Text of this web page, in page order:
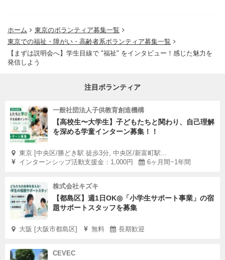
ホーム
東京のボランティア募集一覧
東京での福祉・障がい・高齢者系ボランティア募集一覧
【まずは説明会へ】学生目線で "福祉" をインタビュー！感じた魅力を
発信しよう
注目ボランティア
一般社団法人子供教育創造機構
【高校生〜大学生】子どもたちと関わり、自己理解
を深める学童インターン募集！！
東京 [中央区/勝どき駅 徒歩3分, 中央区/新富町駅...
インターンシップ活動支援金：1,000円
6ヶ月間~1年間
株式会社キズキ
【都島区】週1日OK◎「小学生サポート事業」の宿
題サポートスタッフを募集
大阪 [大阪市都島区] 無料 長期歓迎
CEVEC